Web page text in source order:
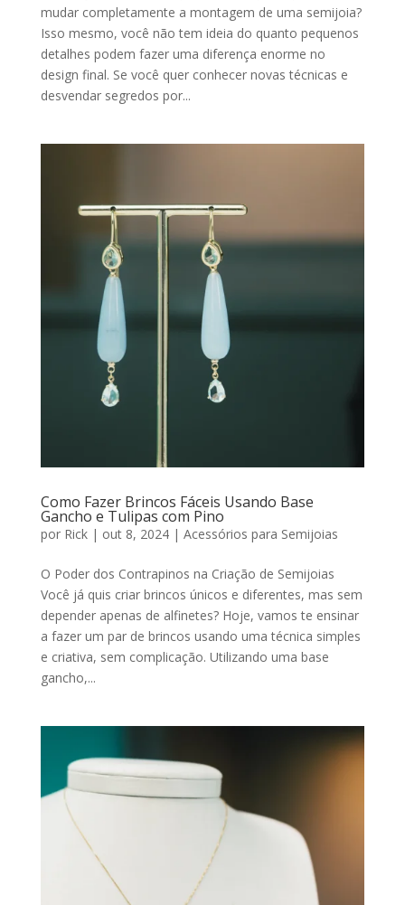
mudar completamente a montagem de uma semijoia?
Isso mesmo, você não tem ideia do quanto pequenos
detalhes podem fazer uma diferença enorme no
design final. Se você quer conhecer novas técnicas e
desvendar segredos por...
Como Fazer Brincos Fáceis Usando Base
Gancho e Tulipas com Pino
por Rick| out 8, 2024| Acessórios para Semijoias
O Poder dos Contrapinos na Criação de Semijoias
Você já quis criar brincos únicos e diferentes, mas sem
depender apenas de alfinetes? Hoje, vamos te ensinar
a fazer um par de brincos usando uma técnica simples
e criativa, sem complicação. Utilizando uma base
gancho,...